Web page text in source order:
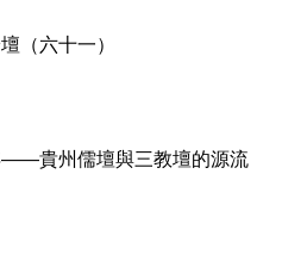
（六十一）
——貴州儒壇與三教壇的源流